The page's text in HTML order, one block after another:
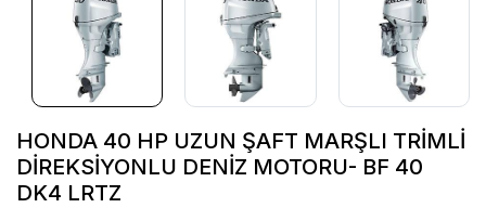
HONDA 40 HP UZUN ŞAFT MARŞLI TRİMLİ
DİREKSİYONLU DENİZ MOTORU- BF 40
DK4 LRTZ